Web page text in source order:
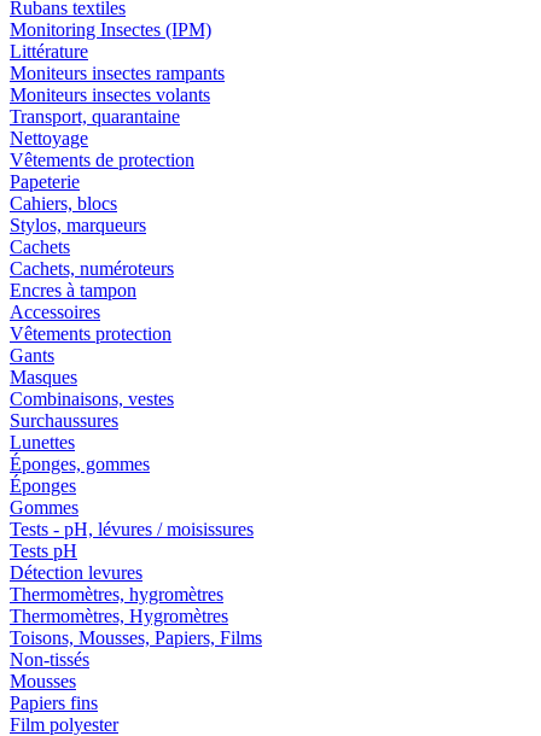
Rubans textiles
Monitoring Insectes (IPM)
Littérature
Moniteurs insectes rampants
Moniteurs insectes volants
Transport, quarantaine
Nettoyage
Vêtements de protection
Papeterie
Cahiers, blocs
Stylos, marqueurs
Cachets
Cachets, numéroteurs
Encres à tampon
Accessoires
Vêtements protection
Gants
Masques
Combinaisons, vestes
Surchaussures
Lunettes
Éponges, gommes
Éponges
Gommes
Tests - pH, lévures / moisissures
Tests pH
Détection levures
Thermomètres, hygromètres
Thermomètres, Hygromètres
Toisons, Mousses, Papiers, Films
Non-tissés
Mousses
Papiers fins
Film polyester